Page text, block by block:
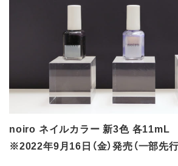
noiro ネイルカラー 新3色 各11mL
※2022年9月16日（金）発売（一部先